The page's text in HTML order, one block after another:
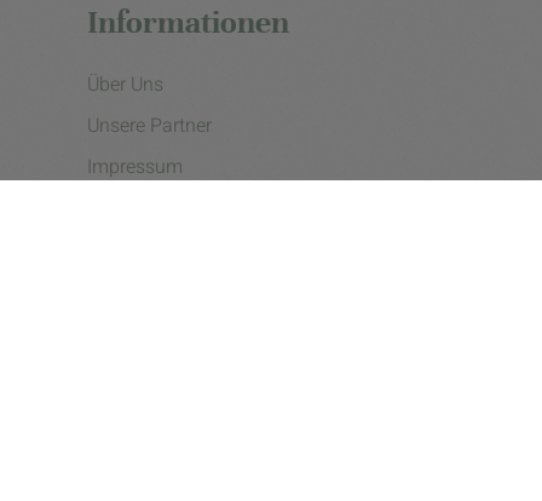
Informationen
Über Uns
Unsere Partner
Impressum